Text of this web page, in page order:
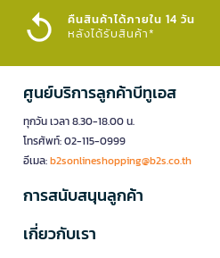
คืนสินค้าได้ภายใน 14 วัน
หลังได้รับสินค้า*
ศูนย์บริการลูกค้าบีทูเอส
ทุกวัน เวลา 8.30-18.00 น.
โทรศัพท์: 02-115-0999
อีเมล:b2sonlineshopping@b2s.co.th
การสนับสนุนลูกค้า
เกี่ยวกับเรา